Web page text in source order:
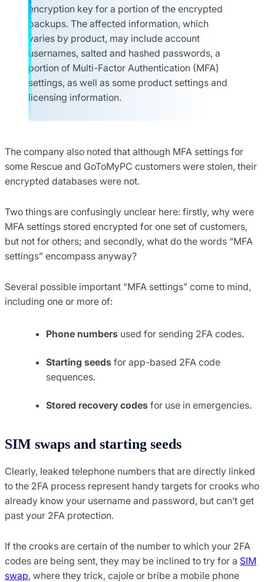
encryption key for a portion of the encrypted
backups. The affected information, which
varies by product, may include account
usernames, salted and hashed passwords, a
portion of Multi-Factor Authentication (MFA)
settings, as well as some product settings and
licensing information.
The company also noted that although MFA settings for
some Rescue and GoToMyPC customers were stolen, their
encrypted databases were not.
Two things are confusingly unclear here: firstly, why were
MFA settings stored encrypted for one set of customers,
but not for others; and secondly, what do the words “MFA
settings” encompass anyway?
Several possible important “MFA settings” come to mind,
including one or more of:
Phone numbers used for sending 2FA codes.
Starting seeds for app-based 2FA code
sequences.
Stored recovery codes for use in emergencies.
SIM swaps and starting seeds
Clearly, leaked telephone numbers that are directly linked
to the 2FA process represent handy targets for crooks who
already know your username and password, but can’t get
past your 2FA protection.
If the crooks are certain of the number to which your 2FA
codes are being sent, they may be inclined to try for a SIM
swap, where they trick, cajole or bribe a mobile phone